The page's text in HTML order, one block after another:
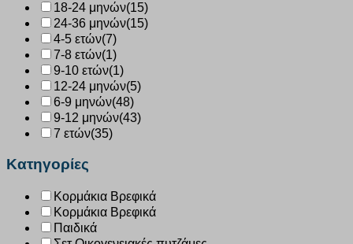
18-24 μηνών(15)
24-36 μηνών(15)
4-5 ετών(7)
7-8 ετών(1)
9-10 ετών(1)
12-24 μηνών(5)
6-9 μηνών(48)
9-12 μηνών(43)
7 ετών(35)
Κατηγορίες
Κορμάκια Βρεφικά
Κορμάκια Βρεφικά
Παιδικά